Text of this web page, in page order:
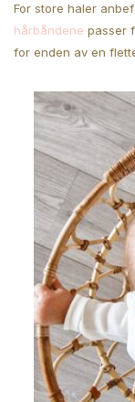
For store haler
hårbåndene passer
for enden av en